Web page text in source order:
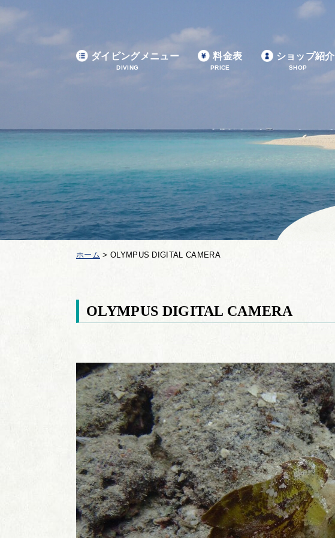
ダイビングメニュー
DIVING
料金表
PRICE
ショップ紹介
SHOP
ホーム > OLYMPUS DIGITAL CAMERA
OLYMPUS DIGITAL CAMERA